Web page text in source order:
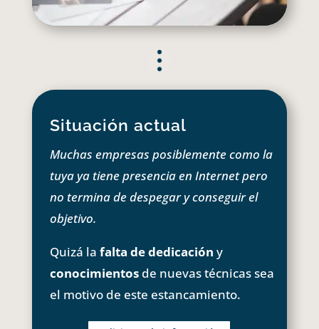
Situación actual
Muchas empresas posiblemente como la
tuya ya tiene presencia en Internet pero
no termina de despegar y conseguir el
objetivo.
Quizá la falta de dedicación y
conocimientosde nuevas técnicas sea
el motivo de este estancamiento.